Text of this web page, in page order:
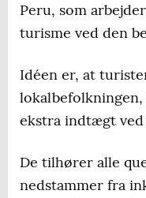
Peru, som
turisme ved den
Idéen er, at
ekstra indtægt
De tilhører alle
nedstammer fra